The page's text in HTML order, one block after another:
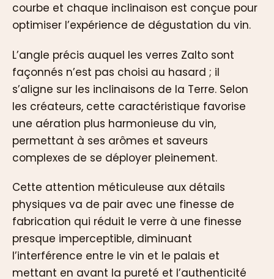
courbe et chaque inclinaison est conçue pour
optimiser l’expérience de dégustation du vin.
L’angle précis auquel les verres Zalto sont
façonnés n’est pas choisi au hasard ; il
s’aligne sur les inclinaisons de la Terre. Selon
les créateurs, cette caractéristique favorise
une aération plus harmonieuse du vin,
permettant à ses arômes et saveurs
complexes de se déployer pleinement.
Cette attention méticuleuse aux détails
physiques va de pair avec une finesse de
fabrication qui réduit le verre à une finesse
presque imperceptible, diminuant
l’interférence entre le vin et le palais et
mettant en avant la pureté et l’authenticité